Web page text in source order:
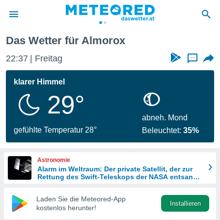
wurde
dass
sind.
diese
Das Wetter für Almorox
22:37 Freitag ...
klarer Himmel
29°
gefühlte Temperatur 28°
abneh. Mond
Beleuchtet:35%
Astronomie
Alarm im Weltraum: Der private Satellit, der zur
Rettung des Swift-Teleskops der NASA entsandt
Laden Sie die Meteored-App
kostenlos herunter!
Installieren